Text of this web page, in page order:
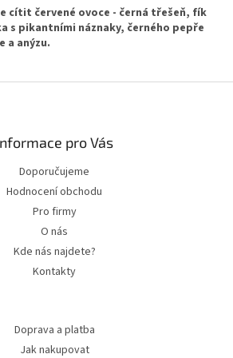
cítit červené ovoce - černá třešeň, fík
s pikantními náznaky, černého pepře
a anýzu.
pro Vás
Doporučujeme
Hodnocení obchodu
Pro firmy
O nás
Kde nás najdete?
Kontakty
Doprava a platba
Jak nakupovat